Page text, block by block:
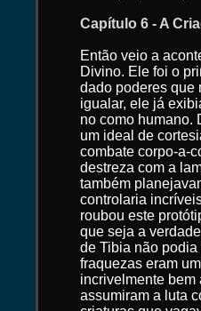
Capítulo 6 - A
Então veio a
Divino. Ele foi o
dado poderes que
igualar, ele já
no como humano.
um ideal de
combate corpo-a-
destreza com a
também
controlaria
roubou este
que seja a
de Tibia não
fraquezas eram
incrivelmente bem
assumiram a luta